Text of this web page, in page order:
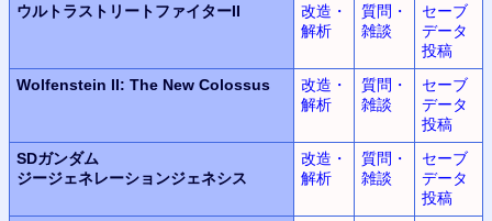
ウルトラ ストリートファイターII
改造・
解析
質問・
雑談
セーブ
データ
投稿
Wolfenstein II: The New Colossus
改造・
解析
質問・
雑談
セーブ
データ
投稿
SDガンダム
ジージェネレーションジェネシス
改造・
解析
質問・
雑談
セーブ
データ
投稿